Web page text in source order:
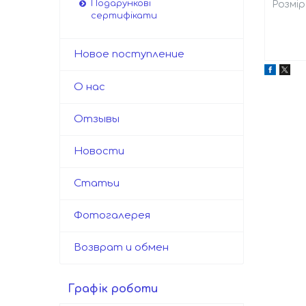
Подарункові
сертифікати
Новое поступление
О нас
Отзывы
Новости
Статьи
Фотогалерея
Возврат и обмен
Графік роботи